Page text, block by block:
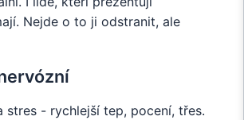
Nejde o to ji odstranit, ale
stres - rychlejší tep, pocení, třes.